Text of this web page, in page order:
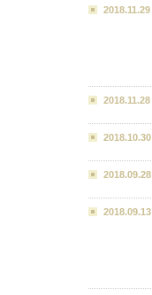
2018.11.29
2018.11.28
2018.10.30
2018.09.28
2018.09.13